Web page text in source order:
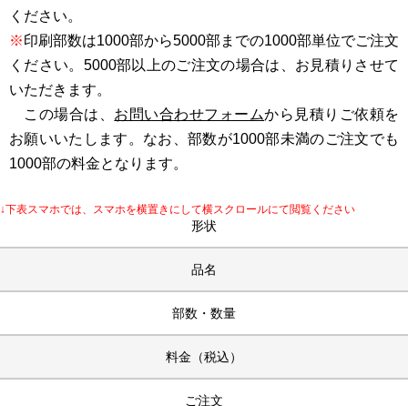
ください。
※印刷部数は1000部から5000部までの1000部単位でご注文
ください。5000部以上のご注文の場合は、お見積りさせて
いただきます。
この場合は、 お問い合わせフォームから見積りご依頼を
お願いいたします。なお、部数が1000部未満のご注文でも
1000部の料金となります。
↓下表スマホでは、スマホを横置きにして横スクロールにて閲覧ください
形状
品名
部数・数量
料金（税込）
ご注文